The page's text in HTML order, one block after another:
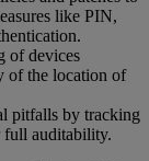
like PIN,
of devices
of the location of
pitfalls by tracking
full auditability.